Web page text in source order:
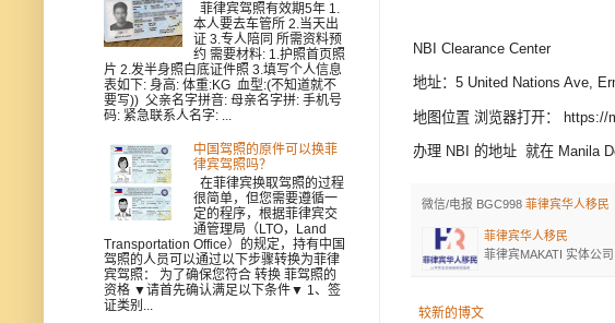
NBI Clearance Center
地址：5 United Nations Ave,
地图位置 浏览器打开： https://
办理 NBI 的地址 就在 Manila
微信/电报 BGC998 菲律宾华人移民
菲律宾华人移民
菲律宾MAKATI 实体公
较新的博文
菲律宾驾照有效期5年 1.
本人要去车管所 2.当天出
证 3.专人陪同 所需资料预
约 需要材料: 1.护照首页照
片 2.发半身照白底证件照 3.填写个人信息
表如下: 身高: 体重:KG 血型:(不知道就不
要写)) 父亲名字拼音: 母亲名字拼: 手机号
码: 紧急联系人名字: ...
中国驾照的原件可以换菲
律宾驾照吗？
在菲律宾换取驾照的过程
很简单，但您需要遵循一
定的程序，根据菲律宾交
通管理局（LTO，Land
Transportation Office）的规定，持有中国
驾照的人员可以通过以下步骤转换为菲律
宾驾照： 为了确保您符合 转换 菲驾照的
资格 ▼请首先确认满足以下条件▼ 1、签
证类别...